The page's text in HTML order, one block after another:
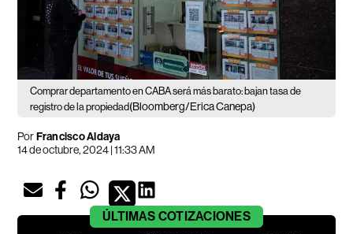
Comprar departamento en CABA será más barato: bajan tasa de
registro de la propiedad(Bloomberg/Erica Canepa)
PorFrancisco Aldaya
14 de octubre, 2024 | 11:33 AM
ÚLTIMAS COTIZACIONES